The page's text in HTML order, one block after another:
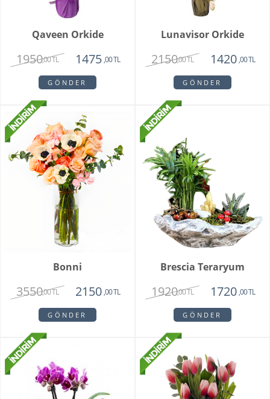
Qaveen Orkide
1950,00 TL 1475 ,00 TL
GÖNDER
Lunavisor Orkide
2150,00 TL 1420 ,00 TL
GÖNDER
Bonni
3550,00 TL 2150 ,00 TL
GÖNDER
Brescia Teraryum
1920,00 TL 1720 ,00 TL
GÖNDER